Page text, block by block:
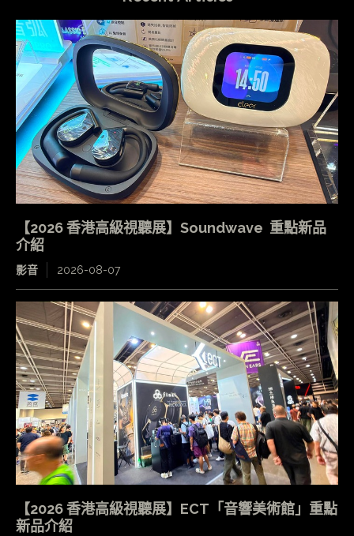
【2026 香港高級視聽展】Soundwave 重點新品
介紹
影音 2026-08-07
【2026 香港高級視聽展】ECT「音響美術館」重點
新品介紹